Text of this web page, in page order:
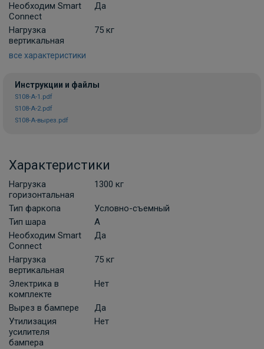
В НАЛИЧИИ
Набор электрики фаркопа КонцептАвто
КонцептАвто с блоком согласования 7-
ПОД ЗАКАЗ ОТ 10 ДНЕЙ
3 630 ₽
Универсальная электрика к фаркопу
Необходим Smart
Connect
Да
Нагрузка
вертикальная
75 кг
все характеристики
Инструкции и файлы
S108-A-1.pdf
S108-A-2.pdf
S108-A-вырез.pdf
Характеристики
Нагрузка
горизонтальная
1300 кг
Тип фаркопа
Условно-съемный
Тип шара
A
Необходим Smart
Connect
Да
Нагрузка
вертикальная
75 кг
Электрика в
комплекте
Нет
Вырез в бампере
Да
Утилизация
усилителя
бампера
Нет